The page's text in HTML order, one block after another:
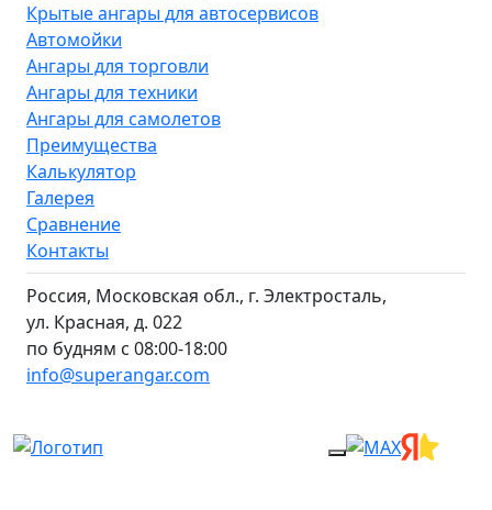
Крытые ангары для автосервисов
Автомойки
Ангары для торговли
Ангары для техники
Ангары для самолетов
Преимущества
Калькулятор
Галерея
Сравнение
Контакты
Россия, Московская обл., г. Электросталь,
ул. Красная, д. 022
по будням с 08:00-18:00
info@superangar.com